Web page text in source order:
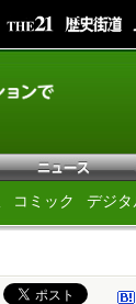
コミック デジ